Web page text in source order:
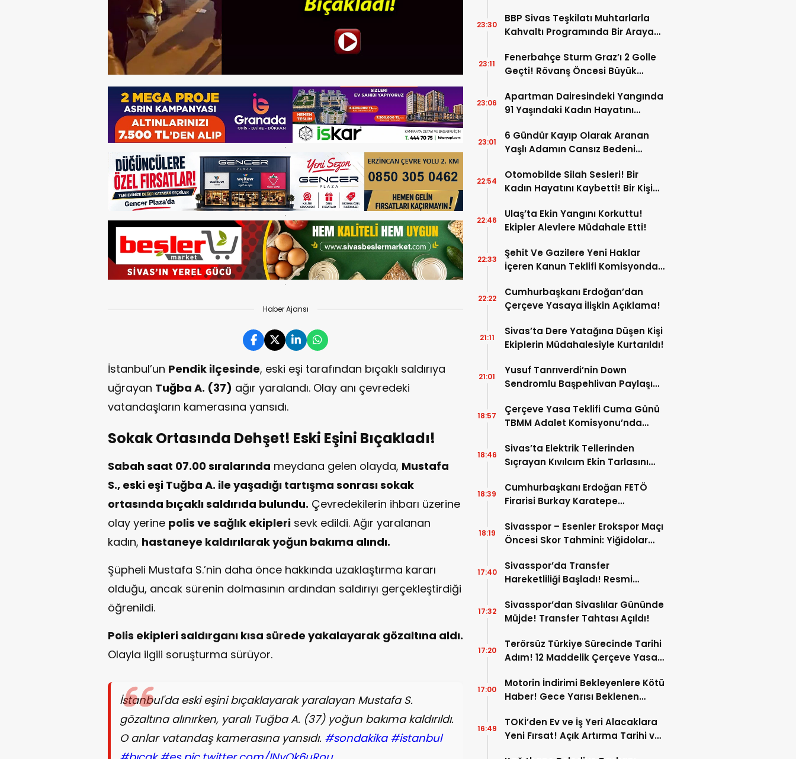
Haber Ajansı
İstanbul’un Pendik ilçesinde, eski eşi tarafından bıçaklı saldırıya
uğrayan Tuğba A. (37) ağır yaralandı. Olay anı çevredeki
vatandaşların kamerasına yansıdı.
Sokak Ortasında Dehşet! Eski Eşini Bıçakladı!
Sabah saat 07.00 sıralarında meydana gelen olayda, Mustafa
S., eski eşi Tuğba A. ile yaşadığı tartışma sonrası sokak
ortasında bıçaklı saldırıda bulundu. Çevredekilerin ihbarı üzerine
olay yerine polis ve sağlık ekipleri sevk edildi. Ağır yaralanan
kadın, hastaneye kaldırılarak yoğun bakıma alındı.
Şüpheli Mustafa S.’nin daha önce hakkında uzaklaştırma kararı
olduğu, ancak sürenin dolmasının ardından saldırıyı gerçekleştirdiği
öğrenildi.
Polis ekipleri saldırganı kısa sürede yakalayarak gözaltına aldı.
Olayla ilgili soruşturma sürüyor.
İstanbul'da eski eşini bıçaklayarak yaralayan Mustafa S.
gözaltına alınırken, yaralı Tuğba A. (37) yoğun bakıma kaldırıldı.
O anlar vatandaş kamerasına yansıdı. #sondakika #istanbul
BBP Sivas Teşkilatı Muhtarlarla
Kahvaltı Programında Bir Araya
23:30
Fenerbahçe Sturm Graz’ı 2 Golle
Geçti! Rövanş Öncesi Büyük
23:11
Apartman Dairesindeki Yangında
91 Yaşındaki Kadın Hayatını
23:06
6 Gündür Kayıp Olarak Aranan
Yaşlı Adamın Cansız Bedeni
23:01
Otomobilde Silah Sesleri! Bir
Kadın Hayatını Kaybetti! Bir Kişi
22:54
Ulaş’ta Ekin Yangını Korkuttu!
Ekipler Alevlere Müdahale Etti!
22:46
Şehit Ve Gazilere Yeni Haklar
İçeren Kanun Teklifi Komisyonda
22:33
Cumhurbaşkanı Erdoğan’dan
Çerçeve Yasaya İlişkin Açıklama!
22:22
Sivas’ta Dere Yatağına Düşen Kişi
Ekiplerin Müdahalesiyle Kurtarıldı!
21:11
Yusuf Tanrıverdi’nin Down
Sendromlu Başpehlivan Paylaşımı
21:01
Çerçeve Yasa Teklifi Cuma Günü
TBMM Adalet Komisyonu’nda
18:57
Sivas’ta Elektrik Tellerinden
Sıçrayan Kıvılcım Ekin Tarlasını
18:46
Cumhurbaşkanı Erdoğan FETÖ
Firarisi Burkay Karatepe
18:39
Sivasspor – Esenler Erokspor Maçı
Öncesi Skor Tahmini: Yiğidolar
18:19
Sivasspor’da Transfer
Hareketliliği Başladı! Resmi
17:40
Sivasspor’dan Sivaslılar Gününde
Müjde! Transfer Tahtası Açıldı!
17:32
Terörsüz Türkiye Sürecinde Tarihi
Adım! 12 Maddelik Çerçeve Yasa
17:20
Motorin İndirimi Bekleyenlere Kötü
Haber! Gece Yarısı Beklenen
17:00
TOKİ’den Ev ve İş Yeri Alacaklara
Yeni Fırsat! Açık Artırma Tarihi ve
16:49